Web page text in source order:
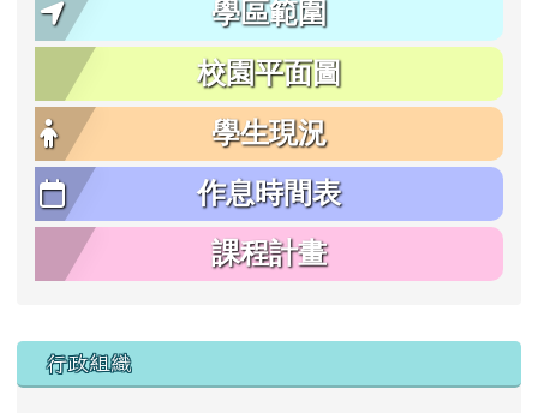
學區範圍
校園平面圖
學生現況
作息時間表
課程計畫
行政組織